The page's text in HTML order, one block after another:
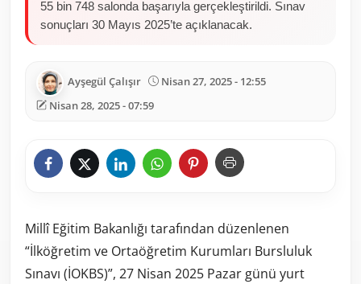
55 bin 748 salonda başarıyla gerçekleştirildi. Sınav
sonuçları 30 Mayıs 2025’te açıklanacak.
Ayşegül Çalışır
Nisan 27, 2025 - 12:55
Nisan 28, 2025 - 07:59
Millî Eğitim Bakanlığı tarafından düzenlenen
“İlköğretim ve Ortaöğretim Kurumları Bursluluk
Sınavı (İOKBS)”, 27 Nisan 2025 Pazar günü yurt